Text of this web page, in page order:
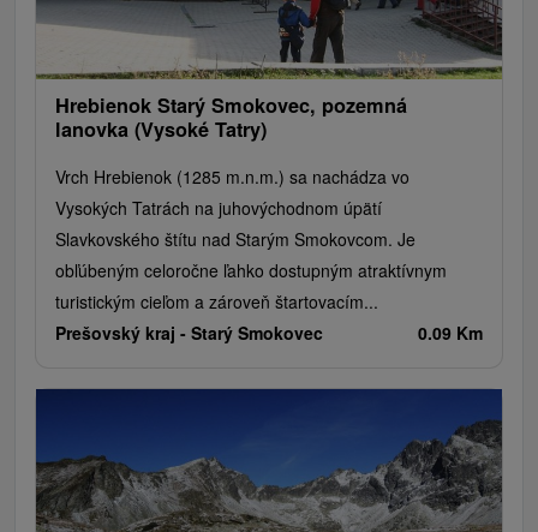
Amfiteátre a kiná v prírode
Vínne cesty Cyklotrasy
Hrebienok Starý Smokovec, pozemná
lanovka (Vysoké Tatry)
Vrch Hrebienok (1285 m.n.m.) sa nachádza vo
Vysokých Tatrách na juhovýchodnom úpätí
Slavkovského štítu nad Starým Smokovcom. Je
obľúbeným celoročne ľahko dostupným atraktívnym
turistickým cieľom a zároveň štartovacím...
Prešovský kraj - Starý Smokovec 0.09 Km